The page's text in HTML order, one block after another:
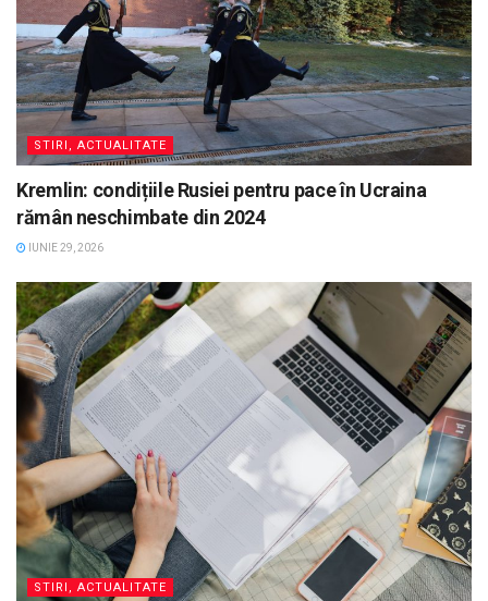
STIRI, ACTUALITATE
Kremlin: condițiile Rusiei pentru pace în Ucraina
rămân neschimbate din 2024
IUNIE 29, 2026
STIRI, ACTUALITATE